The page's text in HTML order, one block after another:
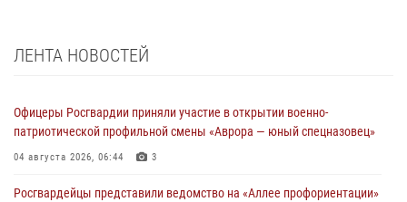
ЛЕНТА НОВОСТЕЙ
Офицеры Росгвардии приняли участие в открытии военно-
патриотической профильной смены «Аврора — юный спецназовец»
04 августа 2026, 06:44 3
Росгвардейцы представили ведомство на «Аллее профориентации»